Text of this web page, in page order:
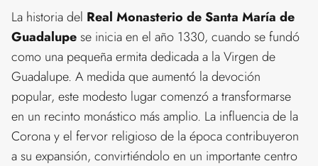
La historia del Real Monasterio de Santa María de
Guadalupese inicia en el año 1330, cuando se fundó
como una pequeña ermita dedicada a la Virgen de
Guadalupe. A medida que aumentó la devoción
popular, este modesto lugar comenzó a transformarse
en un recinto monástico más amplio. La influencia de la
Corona y el fervor religioso de la época contribuyeron
a su expansión, convirtiéndolo en un importante centro